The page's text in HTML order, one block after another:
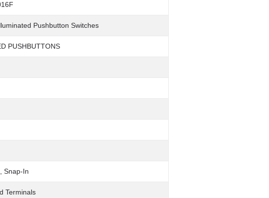
Pushbutton Switches
PUSHBUTTONS
Snap-In
Terminals